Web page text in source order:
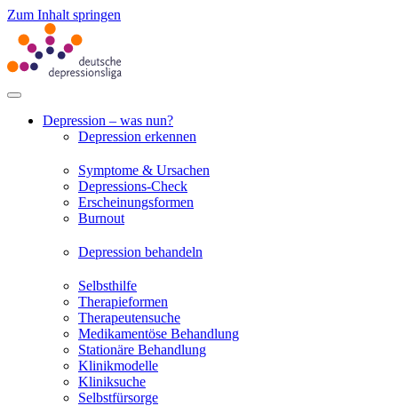
Zum Inhalt springen
Depression – was nun?
Depression erkennen
Symptome & Ursachen
Depressions-Check
Erscheinungsformen
Burnout
Depression behandeln
Selbsthilfe
Therapieformen
Therapeutensuche
Medikamentöse Behandlung
Stationäre Behandlung
Klinikmodelle
Kliniksuche
Selbstfürsorge